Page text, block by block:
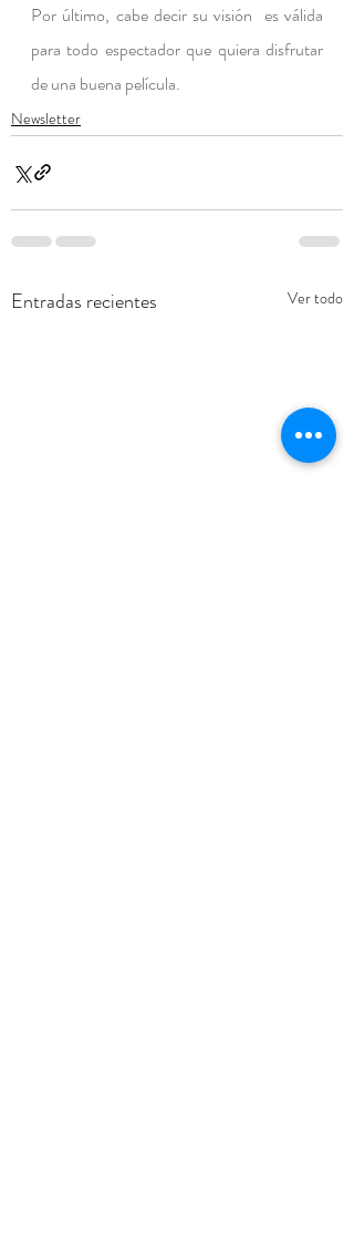
Por último, cabe decir su visión  es válida
para todo espectador que quiera disfrutar
de una buena película.
Newsletter
Entradas recientes Ver todo